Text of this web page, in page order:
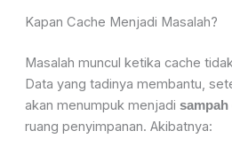
Kapan Cache Menjadi Masalah?
Masalah muncul ketika cache
Data yang tadinya membantu,
akan menumpuk menjadi sampah
ruang penyimpanan. Akibatnya: